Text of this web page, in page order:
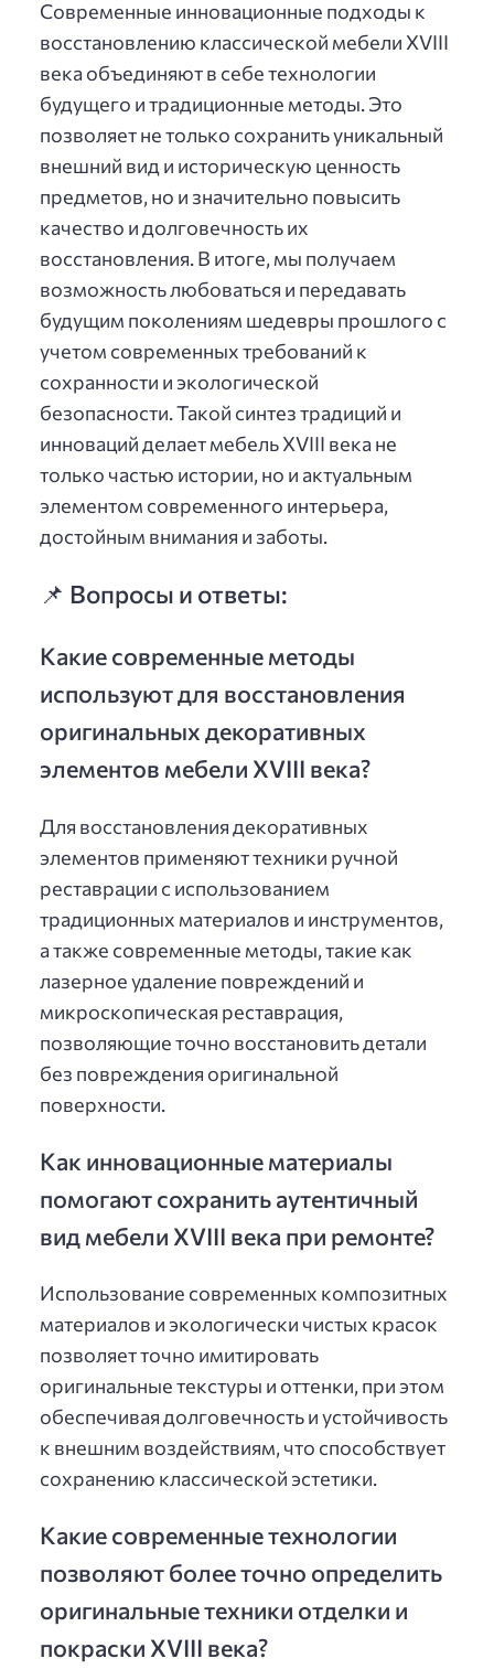
Современные инновационные подходы к
восстановлению классической мебели XVIII
века объединяют в себе технологии
будущего и традиционные методы. Это
позволяет не только сохранить уникальный
внешний вид и историческую ценность
предметов, но и значительно повысить
качество и долговечность их
восстановления. В итоге, мы получаем
возможность любоваться и передавать
будущим поколениям шедевры прошлого с
учетом современных требований к
сохранности и экологической
безопасности. Такой синтез традиций и
инноваций делает мебель XVIII века не
только частью истории, но и актуальным
элементом современного интерьера,
достойным внимания и заботы.
📌 Вопросы и ответы:
Какие современные методы
используют для восстановления
оригинальных декоративных
элементов мебели XVIII века?
Для восстановления декоративных
элементов применяют техники ручной
реставрации с использованием
традиционных материалов и инструментов,
а также современные методы, такие как
лазерное удаление повреждений и
микроскопическая реставрация,
позволяющие точно восстановить детали
без повреждения оригинальной
поверхности.
Как инновационные материалы
помогают сохранить аутентичный
вид мебели XVIII века при ремонте?
Использование современных композитных
материалов и экологически чистых красок
позволяет точно имитировать
оригинальные текстуры и оттенки, при этом
обеспечивая долговечность и устойчивость
к внешним воздействиям, что способствует
сохранению классической эстетики.
Какие современные технологии
позволяют более точно определить
оригинальные техники отделки и
покраски XVIII века?